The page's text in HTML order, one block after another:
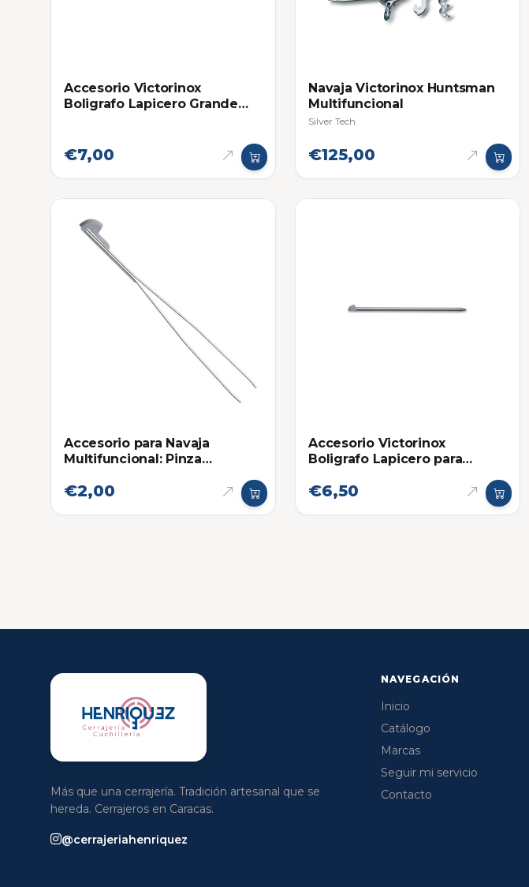
Accesorio Victorinox
Boligrafo Lapicero Grande
€7,00
Navaja Victorinox Huntsman
Multifuncional
Silver Tech
€125,00
Accesorio para Navaja
Multifuncional: Pinza
€2,00
Accesorio Victorinox
Boligrafo Lapicero para
€6,50
Más que una cerrajería. Tradición artesanal que se
hereda. Cerrajeros en Caracas.
@cerrajeriahenriquez
NAVEGACIÓN
Inicio
Catálogo
Marcas
Seguir mi servicio
Contacto